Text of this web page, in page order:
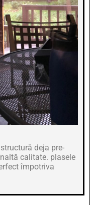
deja pre-
calitate. plasele
împotriva